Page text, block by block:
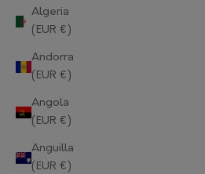
Algeria
(EUR €)
Andorra
(EUR €)
Angola
(EUR €)
Anguilla
(EUR €)